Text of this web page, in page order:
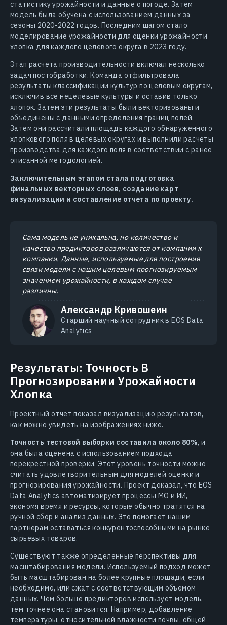
статистику урожайности и данные о погоде. Затем
модель была обучена с использованием данных за
сезоны 2020-2022 годов. Последним шагом стало
моделирование урожайности для оценки урожайности
хлопка для каждого целевого округа в 2023 году.
Этап расчета производительности включал несколько
задач постобработки. Команда отфильтровала
результаты классификации культур по целевым округам,
исключив все нецелевые культуры и оставив только
хлопок. Затем эти результаты были векторизованы и
объединены с данными определения границ полей.
Затем они рассчитали площадь каждого обнаруженного
хлопкового поля в целевых округах и выполнили расчеты
производства для каждого поля в соответствии с ранее
описанной методологией.
Заключительным этапом стала подготовка
финальных векторных слоев, создание карт
визуализации и составление отчета по проекту.
Сама модель не уникальна, но количество и
качество предикторов различаются от компании к
компании. Данные, используемые для построения
связи модели с нашим целевым прогнозируемым
значением урожайности, в каждом случае
различны.
Александр Кривошеин
Старший научный сотрудник в EOS Data
Analytics
Результаты: Точность В
Прогнозировании Урожайности
Хлопка
Проектный отчет показал визуализацию результатов,
как можно увидеть на изображениях ниже.
Точность тестовой выборки составила около 80%, и
она была оценена с использованием подхода
перекрестной проверки. Этот уровень точности можно
считать удовлетворительным для моделей оценки и
прогнозирования урожайности. Проект доказал, что EOS
Data Analytics автоматизирует процессы МО и ИИ,
экономя время и ресурсы, которые обычно тратятся на
ручной сбор и анализ данных. Это помогает нашим
партнерам оставаться конкурентоспособными на рынке
сырьевых товаров.
Существуют также определенные перспективы для
масштабирования модели. Используемый подход может
быть масштабирован на более крупные площади, если
необходимо, или сжат с соответствующим объемом
данных. Чем больше предикторов использует модель,
тем точнее она становится. Например, добавление
температуры, относительной влажности почвы, общей